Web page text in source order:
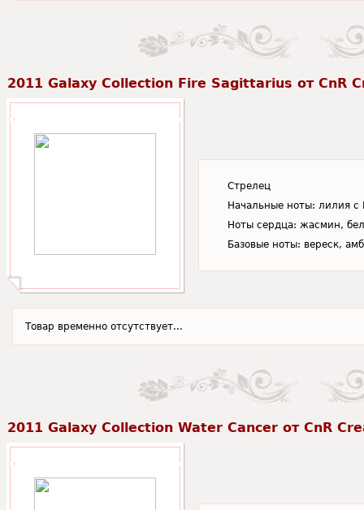
2011 Galaxy Collection Fire Sagittarius от CnR
Стрелец
Начальные ноты: лилия
Ноты сердца: жасмин,
Базовые ноты: вереск,
Товар временно отсутствует...
2011 Galaxy Collection Water Cancer от CnR